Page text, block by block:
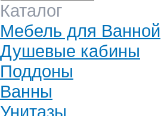
Каталог
Мебель для Ванной
Душевые кабины
Поддоны
Ванны
Унитазы